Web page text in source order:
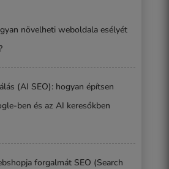
növelheti weboldala esélyét
(AI SEO): hogyan építsen
ben és az AI keresőkben
forgalmát SEO (Search